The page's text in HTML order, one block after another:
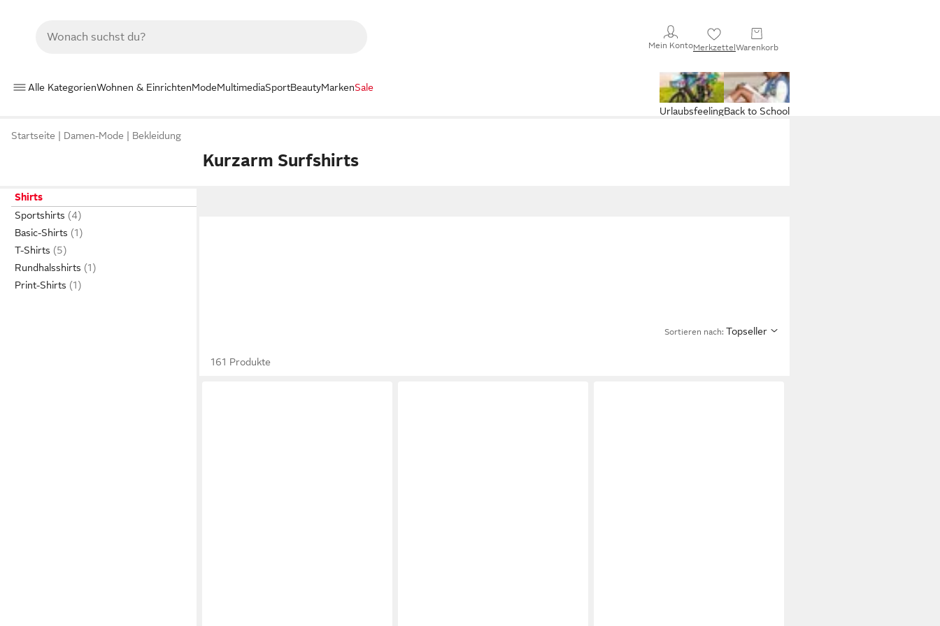
Mein KontoMerkzettelWarenkorb
Alle KategorienWohnen & EinrichtenModeMultimediaSportBeautyMarkenSale
Back to School
Urlaubsfeeling
Startseite Damen-Mode Bekleidung
Kurzarm Surfshirts
Shirts
Sportshirts
Basic-Shirts
T-Shirts
Rundhalsshirts
Print-Shirts
Sortieren nach: Topseller
161 Produkte